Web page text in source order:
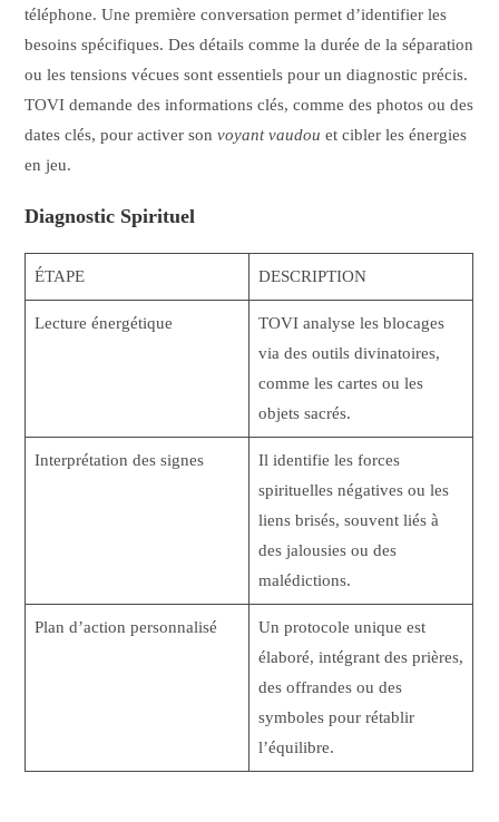
téléphone. Une première conversation permet d’identifier les
besoins spécifiques. Des détails comme la durée de la séparation
ou les tensions vécues sont essentiels pour un diagnostic précis.
TOVI demande des informations clés, comme des photos ou des
dates clés, pour activer sonvoyant vaudou et cibler les énergies
en jeu.
Diagnostic Spirituel
ÉTAPE DESCRIPTION
Lecture énergétique
TOVI analyse les blocages
via des outils divinatoires,
comme les cartes ou les
objets sacrés.
Interprétation des signes
Il identifie les forces
spirituelles négatives ou les
liens brisés, souvent liés à
des jalousies ou des
malédictions.
Plan d’action personnalisé
Un protocole unique est
élaboré, intégrant des prières,
des offrandes ou des
symboles pour rétablir
l’équilibre.